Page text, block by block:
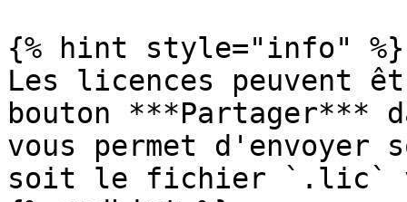
{% hint style="info" %}
Les licences peuvent
bouton ***Partager***
vous permet
soit le fichier `.lic`